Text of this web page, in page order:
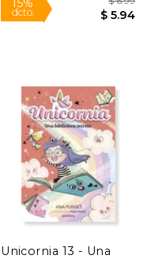
15%
dcto.
Unicornia 13 - Una